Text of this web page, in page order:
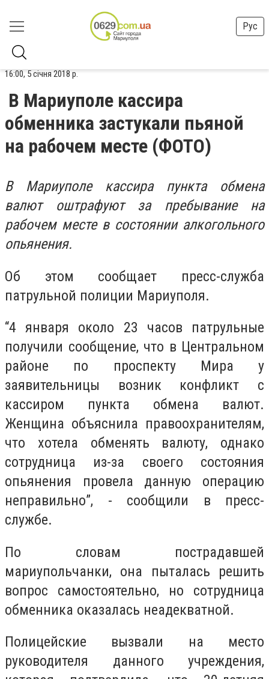
Рус
16:00, 5 січня 2018 р.
В Мариуполе кассира
обменника застукали пьяной
на рабочем месте (ФОТО)
В Мариуполе кассира пункта обмена
валют оштрафуют за пребывание на
рабочем месте в состоянии алкогольного
опьянения.
Об этом сообщает пресс-служба
патрульной полиции Мариуполя.
“4 января около 23 часов патрульные
получили сообщение, что в Центральном
районе по проспекту Мира у
заявительницы возник конфликт с
кассиром пункта обмена валют.
Женщина объяснила правоохранителям,
что хотела обменять валюту, однако
сотрудница из-за своего состояния
опьянения провела данную операцию
неправильно”, - сообщили в пресс-
службе.
По словам пострадавшей
мариупольчанки, она пыталась решить
вопрос самостоятельно, но сотрудница
обменника оказалась неадекватной.
Полицейские вызвали на место
руководителя данного учреждения,